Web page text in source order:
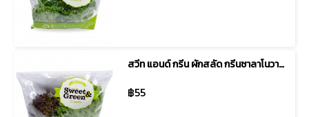
สวีท แอนด์ กรีน ผักสลัด กรีนซาลาโนวา & เรดซาลาโนวา
฿55